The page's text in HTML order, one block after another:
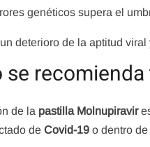
genéticos supera el
deterioro de la aptitud
se
de la pastilla Molnupiravir
deCovid-19o dentro